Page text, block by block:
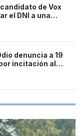
de Vox
el DNI a una
denuncia a 19
incitación al